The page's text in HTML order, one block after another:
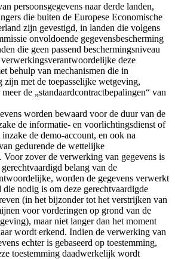
persoonsgegevens naar derde landen,
die buiten de Europese Economische
zijn gevestigd, in landen die volgens
onvoldoende gegevensbescherming
die geen passend beschermingsniveau
deze
behulp van mechanismen die in
zijn met de toepasselijke wetgeving,
de „standaardcontractbepalingen“ van
worden bewaard voor de duur van de
de informatie- en voorlichtingsdienst of
de demo-account, en ook na
gedurende de wettelijke
Voor zover de verwerking van gegevens is
gerechtvaardigd belang van de
worden de gegevens verwerkt
die nodig is om deze gerechtvaardigde
(in het bijzonder tot het verstrijken van
voor vorderingen op grond van de
maar niet langer dan het moment
wordt erkend. Indien de verwerking van
echter is gebaseerd op toestemming,
toestemming daadwerkelijk wordt